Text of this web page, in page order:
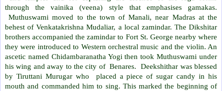
through the vainika (veena) style that emphasises gamakas.
Muthuswami moved to the town of Manali, near Madras at the
behest of Venkatakrishna Mudaliar, a local zamindar. The Dikshitar
brothers accompanied the zamindar to Fort St. George nearby where
they were introduced to Western orchestral music and the violin. An
ascetic named Chidambaranatha Yogi then took Muthuswami under
his wing and away to the city of Benares. Deekshithar was blessed
by Tiruttani Murugar who placed a piece of sugar candy in his
mouth and commanded him to sing. This marked the beginning of